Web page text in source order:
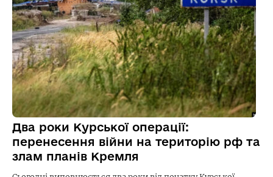
Два роки Курської операції:
перенесення війни на територію рф та
злам планів Кремля